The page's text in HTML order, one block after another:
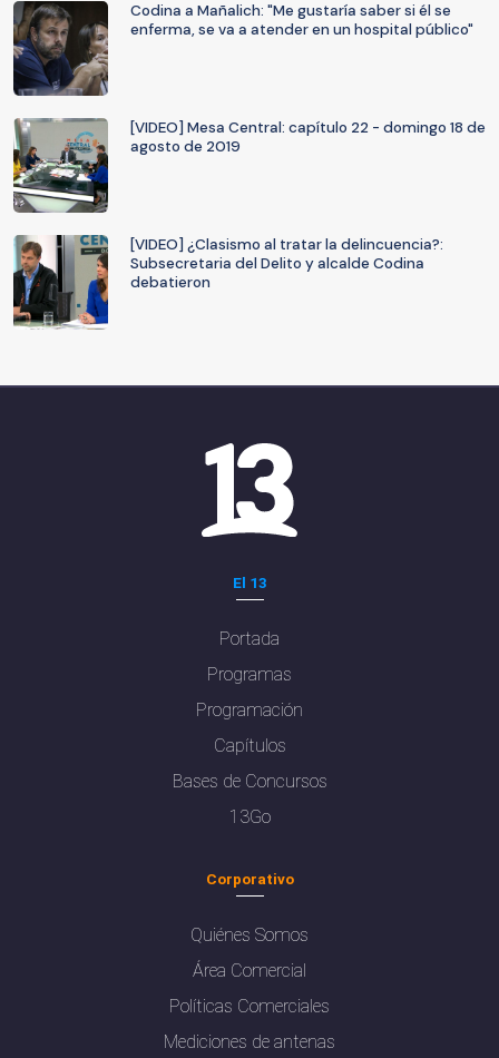
Codina a Mañalich: "Me gustaría saber si él se
enferma, se va a atender en un hospital público"
[VIDEO] Mesa Central: capítulo 22 - domingo 18 de
agosto de 2019
[VIDEO] ¿Clasismo al tratar la delincuencia?:
Subsecretaria del Delito y alcalde Codina
debatieron
El 13
Portada
Programas
Programación
Capítulos
Bases de Concursos
13Go
Corporativo
Quiénes Somos
Área Comercial
Políticas Comerciales
Mediciones de antenas